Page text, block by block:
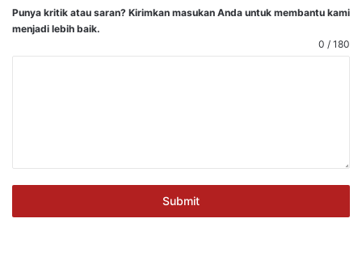
Punya kritik atau saran? Kirimkan masukan Anda untuk membantu kami
menjadi lebih baik.
0 / 180
Submit